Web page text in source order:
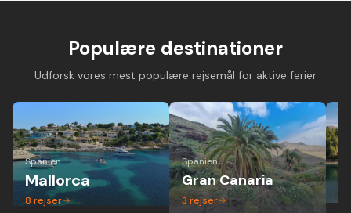
Populære destinationer
Udforsk vores mest populære rejsemål for aktive ferier
Spanien
Mallorca
8 rejser
Spanien
Gran Canaria
3 rejser